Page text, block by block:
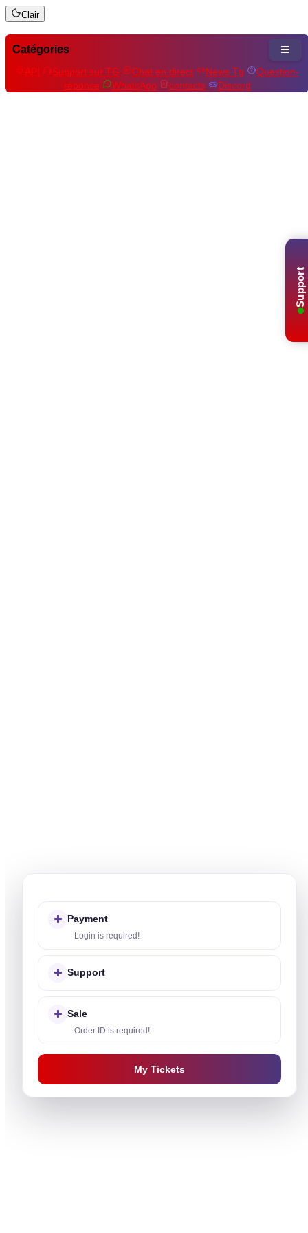
Clair
Support
Payment
Login is required!
Support
Sale
Order ID is required!
My Tickets
Catégories
API Support sur TG Chat en direct News Tg
Question-
réponse
WhatsApp contacts Discord